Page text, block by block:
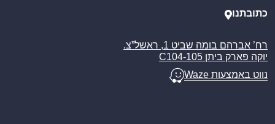
מאמרים
כתובתנו
רח’ אברהם בומה שביט 1, ראשל”צ.
יוקה פארק ביתן C104-105
נווט באמצעות Waze